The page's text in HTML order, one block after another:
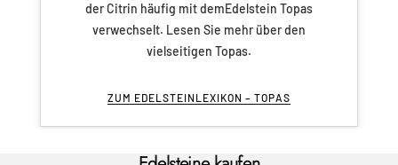
der Citrin häufig mit demEdelstein Topas
verwechselt. Lesen Sie mehr über den
vielseitigen Topas.
ZUM EDELSTEINLEXIKON – TOPAS